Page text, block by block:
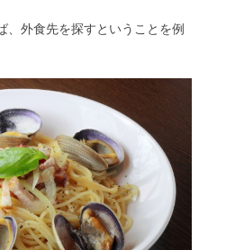
、外食先を探すということを例